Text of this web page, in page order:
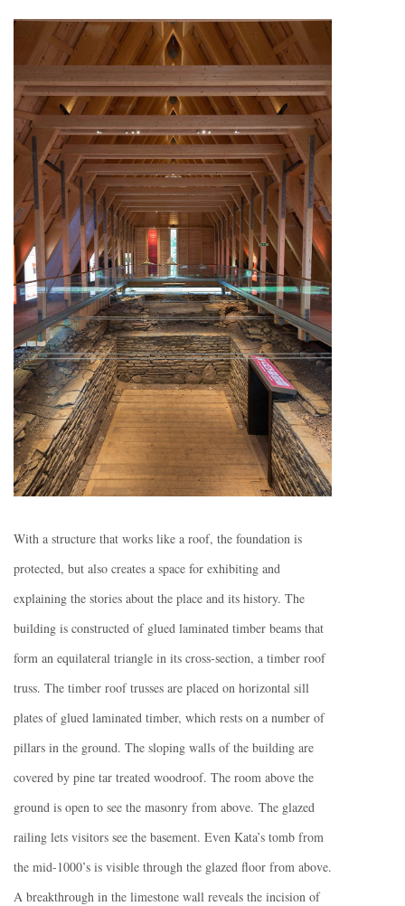
With a structure that works like a roof, the foundation is
protected, but also creates a space for exhibiting and
explaining the stories about the place and its history. The
building is constructed of glued laminated timber beams that
form an equilateral triangle in its cross-section, a timber roof
truss. The timber roof trusses are placed on horizontal sill
plates of glued laminated timber, which rests on a number of
pillars in the ground. The sloping walls of the building are
covered by pine tar treated woodroof. The room above the
ground is open to see the masonry from above. The glazed
railing lets visitors see the basement. Even Kata’s tomb from
the mid-1000’s is visible through the glazed floor from above.
A breakthrough in the limestone wall reveals the incision of